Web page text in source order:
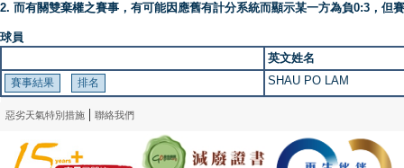
2. 而有關雙棄權之賽事，有可能因應舊有計分系統而顯示某一方為負0:3，但
球員
英文姓名
SHAU PO LAM